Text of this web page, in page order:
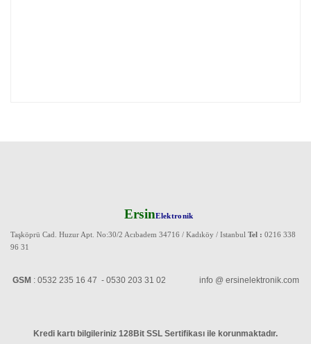
ErsinElektronik
Taşköprü Cad. Huzur Apt. No:30/2 Acıbadem 34716 / Kadıköy / Istanbul Tel : 0216 338
96 31
GSM : 0532 235 16 47 - 0530 203 31 02 info @ ersinelektronik.com
Kredi kartı bilgileriniz 128Bit SSL Sertifikası ile korunmaktadır.